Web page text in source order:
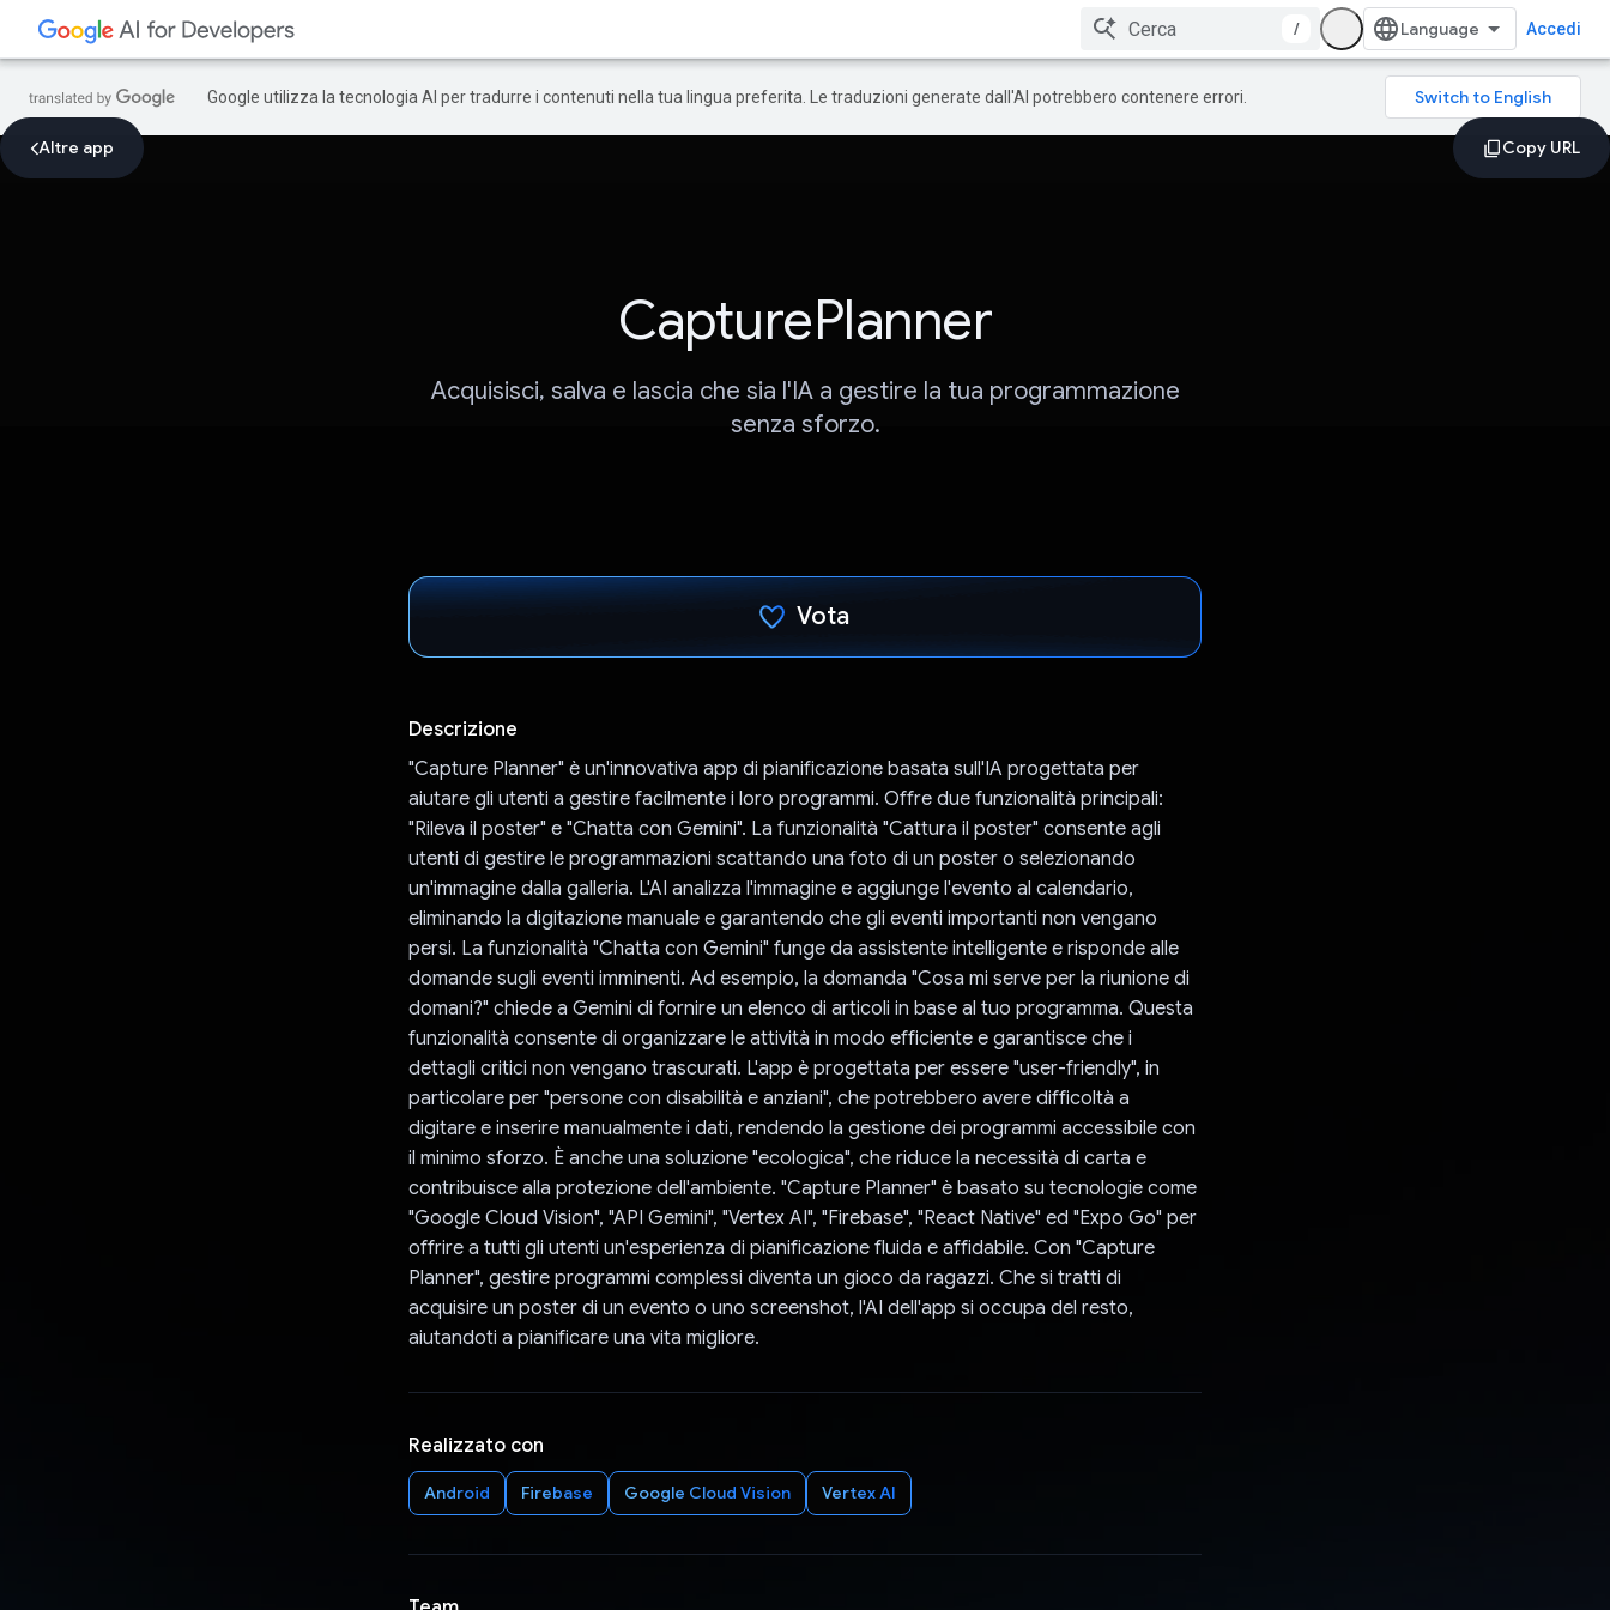
/ Accedi
Google utilizza la tecnologia AI per tradurre i contenuti nella tua lingua preferita. Le traduzioni generate dall'AI potrebbero contenere errori.
Altre app
CapturePlanner
Acquisisci, salva e lascia che sia l'IA a gestire la tua programmazione
senza sforzo.
Vota
Descrizione
"Capture Planner" è un'innovativa app di pianificazione basata sull'IA progettata per
aiutare gli utenti a gestire facilmente i loro programmi. Offre due funzionalità principali:
"Rileva il poster" e "Chatta con Gemini". La funzionalità "Cattura il poster" consente agli
utenti di gestire le programmazioni scattando una foto di un poster o selezionando
un'immagine dalla galleria. L'AI analizza l'immagine e aggiunge l'evento al calendario,
eliminando la digitazione manuale e garantendo che gli eventi importanti non vengano
persi. La funzionalità "Chatta con Gemini" funge da assistente intelligente e risponde alle
domande sugli eventi imminenti. Ad esempio, la domanda "Cosa mi serve per la riunione di
domani?" chiede a Gemini di fornire un elenco di articoli in base al tuo programma. Questa
funzionalità consente di organizzare le attività in modo efficiente e garantisce che i
dettagli critici non vengano trascurati. L'app è progettata per essere "user-friendly", in
particolare per "persone con disabilità e anziani", che potrebbero avere difficoltà a
digitare e inserire manualmente i dati, rendendo la gestione dei programmi accessibile con
il minimo sforzo. È anche una soluzione "ecologica", che riduce la necessità di carta e
contribuisce alla protezione dell'ambiente. "Capture Planner" è basato su tecnologie come
"Google Cloud Vision", "API Gemini", "Vertex AI", "Firebase", "React Native" ed "Expo Go" per
offrire a tutti gli utenti un'esperienza di pianificazione fluida e affidabile. Con "Capture
Planner", gestire programmi complessi diventa un gioco da ragazzi. Che si tratti di
acquisire un poster di un evento o uno screenshot, l'AI dell'app si occupa del resto,
aiutandoti a pianificare una vita migliore.
Realizzato con
Android Firebase Google Cloud Vision Vertex AI